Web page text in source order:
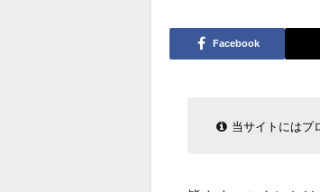
Facebook
当サイトにはプ